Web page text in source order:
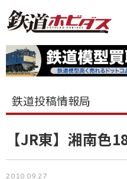
鉄道投稿情報局
【JR東】湘南色
2010.09.27